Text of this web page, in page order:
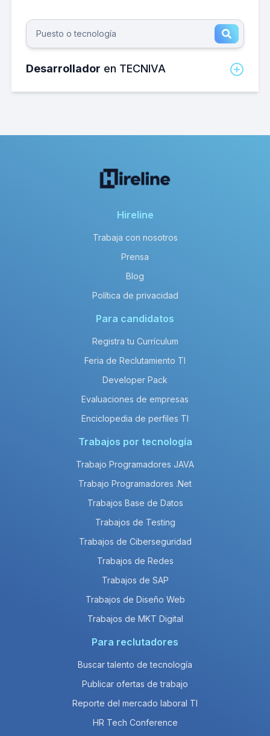
Desarrollador en TECNIVA
¿Cuánto gana un Desarrollador en
TECNIVA al año?
salary_title en enterprise es de
Hireline
Trabaja con nosotros
Prensa
Blog
Política de privacidad
Para candidatos
Registra tu Currículum
Feria de Reclutamiento TI
Developer Pack
Evaluaciones de empresas
Enciclopedia de perfiles TI
Trabajos por tecnología
Trabajo Programadores JAVA
Trabajo Programadores .Net
Trabajos Base de Datos
Trabajos de Testing
Trabajos de Ciberseguridad
Trabajos de Redes
Trabajos de SAP
Trabajos de Diseño Web
Trabajos de MKT Digital
Para reclutadores
Buscar talento de tecnología
Publicar ofertas de trabajo
Reporte del mercado laboral TI
HR Tech Conference